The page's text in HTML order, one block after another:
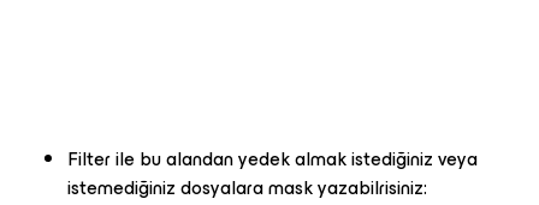
Filter ile bu alandan yedek almak istediğiniz veya
istemediğiniz dosyalara mask yazabilrisiniz: